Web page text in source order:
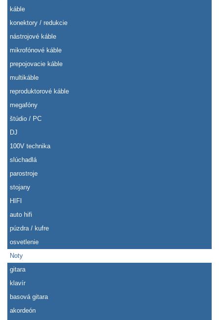
káble
konektory / redukcie
nástrojové káble
mikrofónové káble
prepojovacie káble
multikáble
reproduktorové káble
megafóny
štúdio / PC
DJ
100V technika
slúchadlá
parostroje
stojany
HIFI
auto hifi
púzdra / kufre
osvetlenie
Noty
gitara
klavír
basová gitara
akordeón